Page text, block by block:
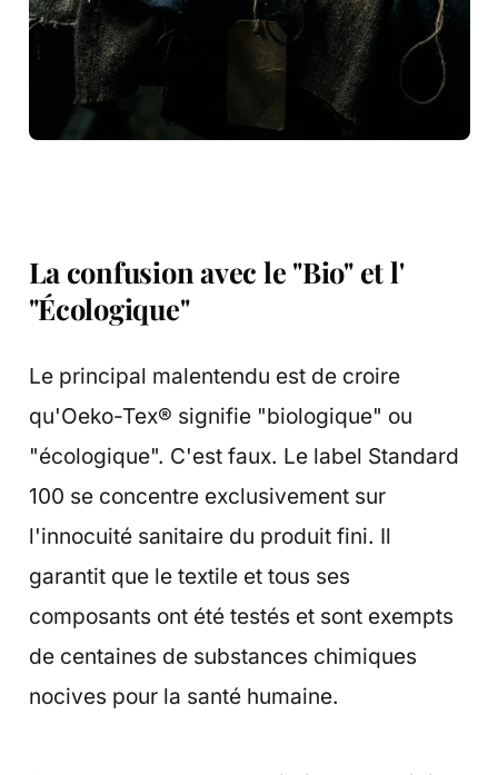
La confusion avec le "Bio" et l'
"Écologique"
Le principal malentendu est de croire
qu'Oeko-Tex® signifie "biologique" ou
"écologique". C'est faux. Le label Standard
100 se concentre exclusivement sur
l'innocuité sanitaire du produit fini. Il
garantit que le textile et tous ses
composants ont été testés et sont exempts
de centaines de substances chimiques
nocives pour la santé humaine.